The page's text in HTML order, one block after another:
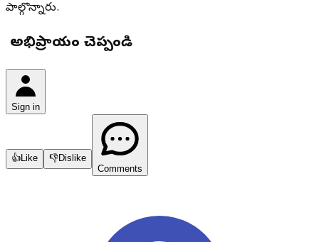
పాల్గొన్నారు.
మీ అభిప్రాయం చెప్పండి
Sign in
👍Like 👎Dislike
Comments